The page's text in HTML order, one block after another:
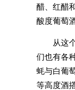
醋、红醋
酸度葡萄
从这个
们也有各
蚝与白葡
等高度酒